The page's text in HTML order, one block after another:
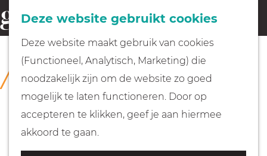
Deze website gebruikt cookies
Deze website maakt gebruik van cookies
(Functioneel, Analytisch, Marketing) die
noodzakelijk zijn om de website zo goed
mogelijk te laten functioneren. Door op
accepteren te klikken, geef je aan hiermee
akkoord te gaan.
G
a
Fietsen
Wandelen
o
e
k
e
n
COLLECTIE
Singer Laren